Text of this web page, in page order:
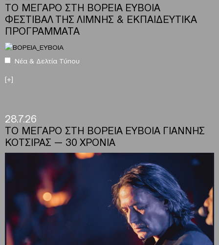
ΤΟ ΜΕΓΑΡΟ ΣΤΗ ΒΟΡΕΙΑ ΕΥΒΟΙΑ
ΦΕΣΤΙΒΑΛ ΤΗΣ ΛΙΜΝΗΣ & ΕΚΠΑΙΔΕΥΤΙΚΑ
ΠΡΟΓΡΑΜΜΑΤΑ
Νέα & Δελτία Τύπου
[+]
28.7.26
ΤΟ ΜΕΓΑΡΟ ΣΤΗ ΒΟΡΕΙΑ ΕΥΒΟΙΑ ΓΙΑΝΝΗΣ
ΚΟΤΣΙΡΑΣ — 30 ΧΡΟΝΙΑ